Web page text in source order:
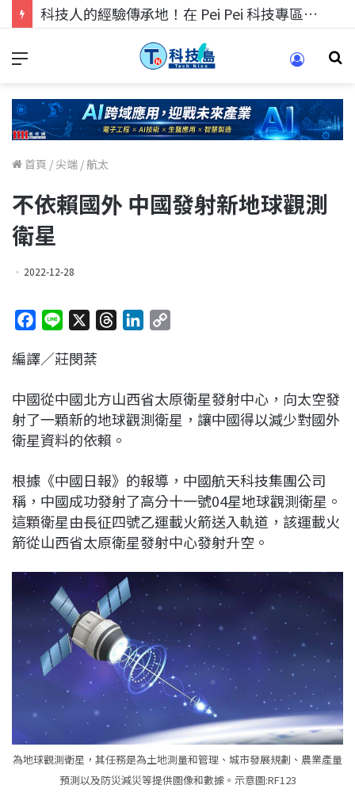
科技人找工作，就到TECH+ 科技專區!
首頁 /尖端 /航太
不依賴國外 中國發射新地球觀測
衛星
2022-12-28
c
b
o
o
n
a
d
s
e
d
L
i
編譯／莊閔棻
中國從中國北方山西省太原衛星發射中心，向太空發
射了一顆新的地球觀測衛星，讓中國得以減少對國外
衛星資料的依賴。
根據《中國日報》的報導，中國航天科技集團公司
稱，中國成功發射了高分十一號04星地球觀測衛星。
這顆衛星由長征四號乙運載火箭送入軌道，該運載火
箭從山西省太原衛星發射中心發射升空。
為地球觀測衛星，其任務是為土地測量和管理、城市發展規劃、農業產量
預測以及防災減災等提供圖像和數據。示意圖:RF123